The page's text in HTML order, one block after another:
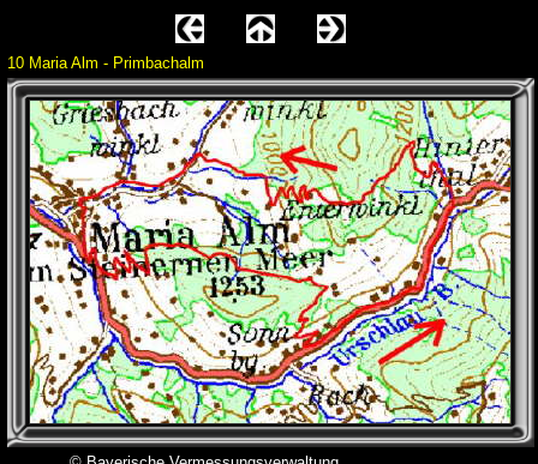
10 Maria Alm - Primbachalm